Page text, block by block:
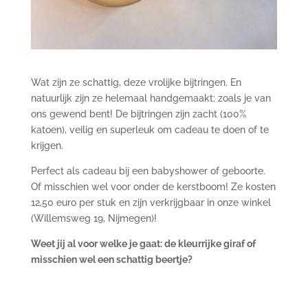
Wat zijn ze schattig, deze vrolijke bijtringen. En
natuurlijk zijn ze helemaal handgemaakt; zoals je van
ons gewend bent! De bijtringen zijn zacht (100%
katoen), veilig en superleuk om cadeau te doen of te
krijgen.
Perfect als cadeau bij een babyshower of geboorte.
Of misschien wel voor onder de kerstboom! Ze kosten
12,50 euro per stuk en zijn verkrijgbaar in onze winkel
(Willemsweg 19, Nijmegen)!
Weet jij al voor welke je gaat: de kleurrijke giraf of
misschien wel een schattig beertje?